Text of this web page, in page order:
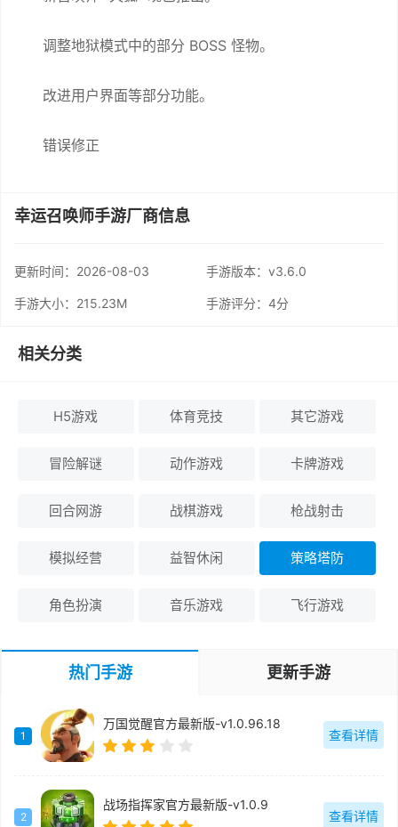
调整地狱模式中的部分 BOSS 怪物。
改进用户界面等部分功能。
错误修正
幸运召唤师手游厂商信息
更新时间： 2026-08-03 手游版本：v3.6.0
手游大小：215.23M 手游评分： 4分
相关分类
H5游戏 体育竞技 其它游戏
冒险解谜 动作游戏 卡牌游戏
回合网游 战棋游戏 枪战射击
模拟经营 益智休闲 策略塔防
角色扮演 音乐游戏 飞行游戏
热门手游 更新手游
1
万国觉醒官方最新版-v1.0.96.18
查看详情
2
战场指挥家官方最新版-v1.0.9
查看详情